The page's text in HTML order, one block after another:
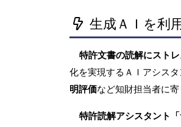
生成ＡＩを利
特許文書の読解にスト
化を実現するＡＩアシス
明評価など知財担当者に
特許読解アシスタント「